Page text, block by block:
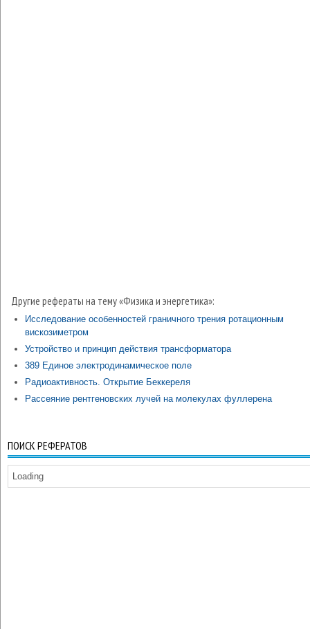
Другие рефераты на тему «Физика и энергетика»:
Исследование особенностей граничного трения ротационным
вискозиметром
Устройство и принцип действия трансформатора
389 Единое электродинамическое поле
Радиоактивность. Открытие Беккереля
Рассеяние рентгеновских лучей на молекулах фуллерена
ПОИСК РЕФЕРАТОВ
Loading